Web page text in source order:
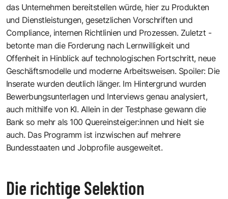
das Unternehmen bereitstellen würde, hier zu Produkten
und Dienstleistungen, gesetzlichen Vorschriften und
Compliance, internen Richtlinien und Prozessen. Zuletzt ­
betonte man die Forderung nach Lernwilligkeit und
Offenheit in Hinblick auf technologischen Fortschritt, neue
Geschäftsmodelle und moderne Arbeitsweisen. Spoiler: Die
Inserate wurden deutlich länger. Im Hintergrund wurden
Bewerbungsunterlagen und Interviews genau analysiert,
auch mit­hilfe von KI. Allein in der Testphase ­gewann die
Bank so mehr als 100 Querein­steiger:innen und hielt sie
auch. Das Programm ist inzwischen auf mehrere
Bundesstaaten und Jobprofile ausgeweitet.
Die richtige Selektion